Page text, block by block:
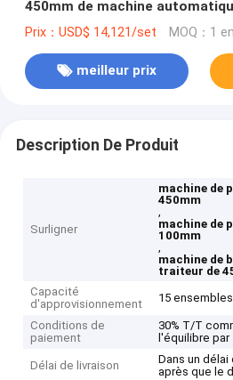
450mm de machine
papier
Prix：USD$ 14,121/set MOQ：1
meilleur prix
Description De Produit
Surligner
machine de
450mm
,
machine de
100mm
,
machine de
traiteur de
Capacité
d'approvisionnement
15
Conditions de
paiement
30% T/T
l'équilibre
Délai de livraison
Dans un délai
après que le